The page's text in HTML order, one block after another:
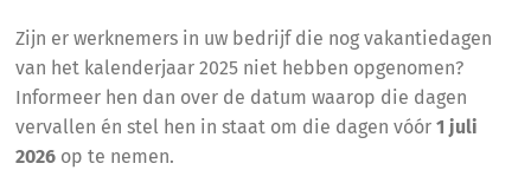
Zijn er werknemers in uw bedrijf die nog vakantiedagen
van het kalenderjaar 2025 niet hebben opgenomen?
Informeer hen dan over de datum waarop die dagen
vervallen én stel hen in staat om die dagen vóór1 juli
2026 op te nemen.